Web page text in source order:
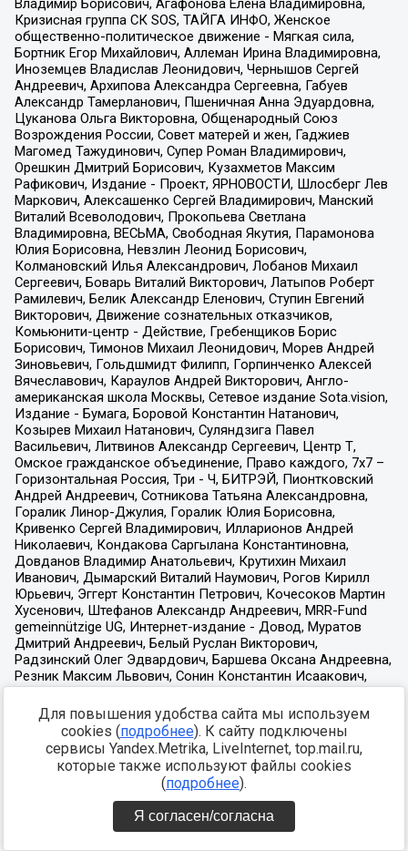
Для повышения удобства сайта мы используем
cookies (подробнее). К сайту подключены
сервисы Yandex.Metrika, LiveInternet, top.mail.ru,
которые также используют файлы cookies
(подробнее).
Я согласен/согласна